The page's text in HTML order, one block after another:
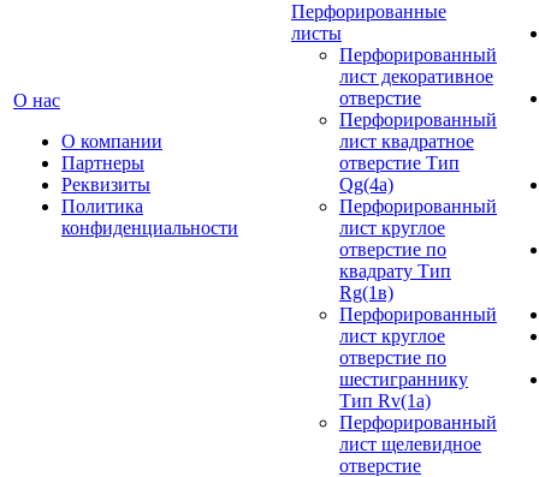
О нас
О компании
Партнеры
Реквизиты
Политика
конфиденциальности
Перфорированные
листы
Перфорированный
лист декоративное
отверстие
Перфорированный
лист квадратное
отверстие Тип
Qg(4а)
Перфорированный
лист круглое
отверстие по
квадрату Тип
Rg(1в)
Перфорированный
лист круглое
отверстие по
шестиграннику
Тип Rv(1а)
Перфорированный
лист щелевидное
отверстие